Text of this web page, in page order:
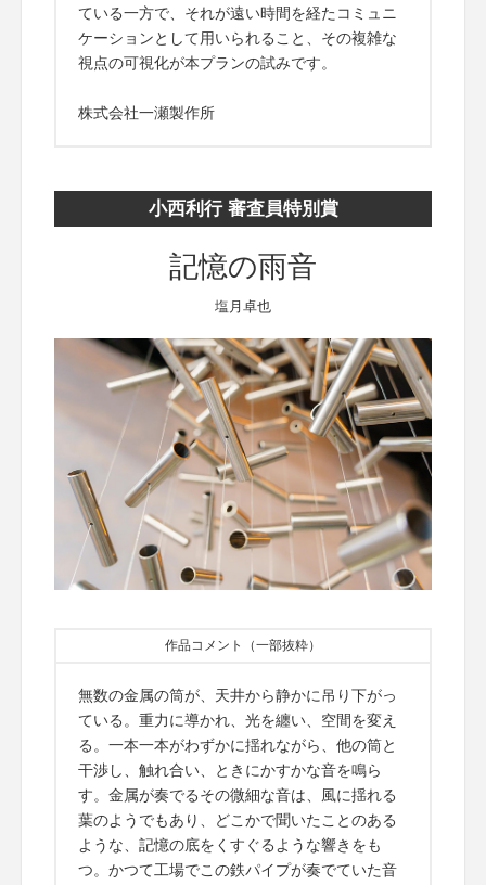
ている一方で、それが遠い時間を経たコミュニ
ケーションとして用いられること、その複雑な
視点の可視化が本プランの試みです。
株式会社一瀬製作所
小西利行 審査員特別賞
記憶の雨音
塩月卓也
作品コメント（一部抜粋）
無数の金属の筒が、天井から静かに吊り下がっ
ている。重力に導かれ、光を纏い、空間を変え
る。一本一本がわずかに揺れながら、他の筒と
干渉し、触れ合い、ときにかすかな音を鳴ら
す。金属が奏でるその微細な音は、風に揺れる
葉のようでもあり、どこかで聞いたことのある
ような、記憶の底をくすぐるような響きをも
つ。かつて工場でこの鉄パイプが奏でていた音